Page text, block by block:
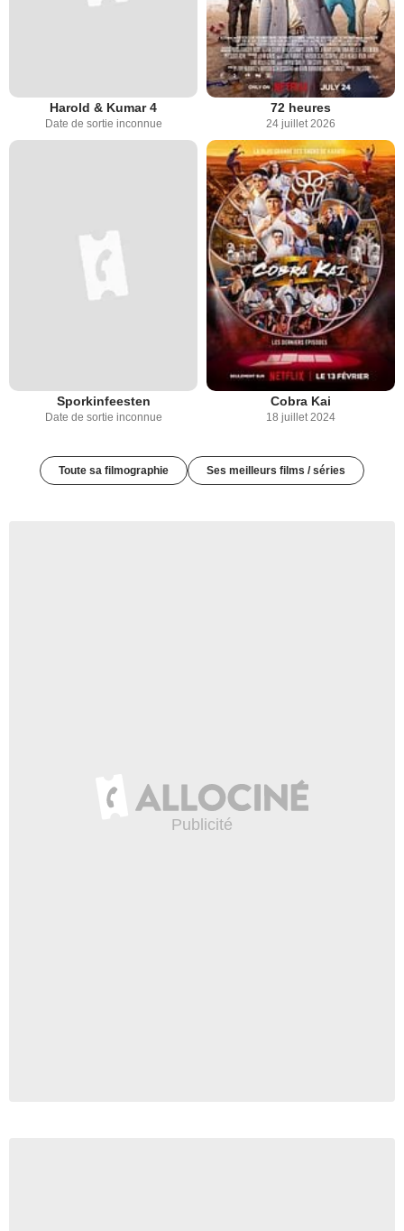
Harold & Kumar 4
Date de sortie inconnue
72 heures
24 juillet 2026
Sporkinfeesten
Date de sortie inconnue
Cobra Kai
18 juillet 2024
Toute sa filmographie Ses meilleurs films / séries